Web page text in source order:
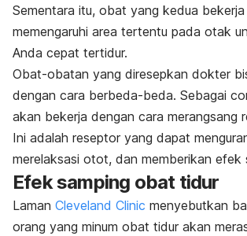
Sementara itu, obat yang kedua
memengaruhi area tertentu pada otak
Anda cepat tertidur.
Obat-obatan yang diresepkan dokter
dengan cara berbeda-beda. Sebagai
akan bekerja dengan cara merangsang
Ini adalah reseptor yang dapat
merelaksasi otot, dan memberikan efek
Efek samping obat tidur
Laman Cleveland Clinic menyebutkan
orang yang minum obat tidur akan